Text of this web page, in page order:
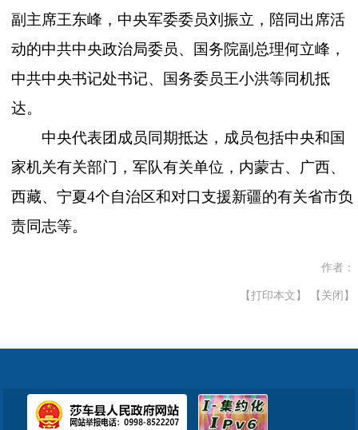
副主席王东峰，中央军委委员刘振立，陪同出席活
动的中共中央政治局委员、国务院副总理何立峰，
中共中央书记处书记、国务委员王小洪等同机抵
达。
中央代表团成员同期抵达，成员包括中央和国
家机关有关部门，军队有关单位，内蒙古、广西、
西藏、宁夏4个自治区和对口支援新疆的有关省市负
责同志等。
作者：
【打印本文】 【关闭】